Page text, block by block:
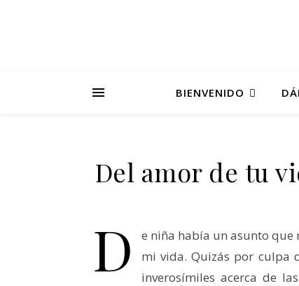
BIENVENIDO
Del amor de tu
D
e niña había un asunto que
mi vida. Quizás por culpa
inverosímiles acerca de